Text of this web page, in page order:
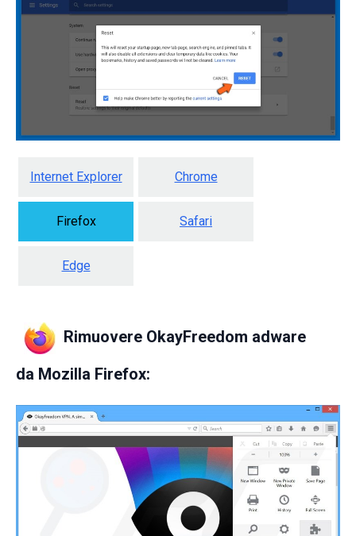
Internet Explorer Chrome
Firefox Safari
Edge
Rimuovere OkayFreedom adware
da Mozilla Firefox: